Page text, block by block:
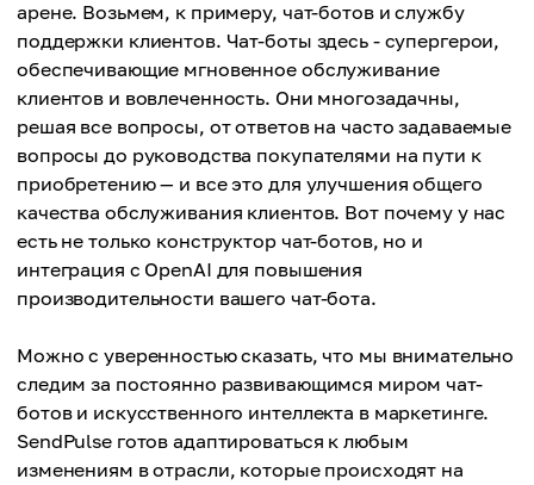
арене. Возьмем, к примеру, чат-ботов и службу
поддержки клиентов. Чат-боты здесь - супергерои,
обеспечивающие мгновенное обслуживание
клиентов и вовлеченность. Они многозадачны,
решая все вопросы, от ответов на часто задаваемые
вопросы до руководства покупателями на пути к
приобретению — и все это для улучшения общего
качества обслуживания клиентов. Вот почему у нас
есть не только конструктор чат-ботов, но и
интеграция с OpenAI для повышения
производительности вашего чат-бота.
Можно с уверенностью сказать, что мы внимательно
следим за постоянно развивающимся миром чат-
ботов и искусственного интеллекта в маркетинге.
SendPulse готов адаптироваться к любым
изменениям в отрасли, которые происходят на